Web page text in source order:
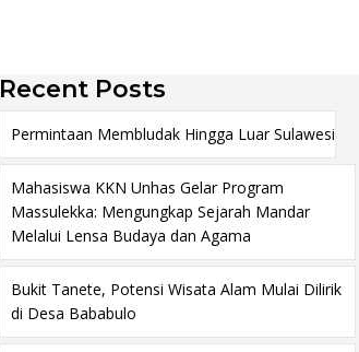
Recent Posts
Permintaan Membludak Hingga Luar Sulawesi
Mahasiswa KKN Unhas Gelar Program
Massulekka: Mengungkap Sejarah Mandar
Melalui Lensa Budaya dan Agama
Bukit Tanete, Potensi Wisata Alam Mulai Dilirik
di Desa Bababulo